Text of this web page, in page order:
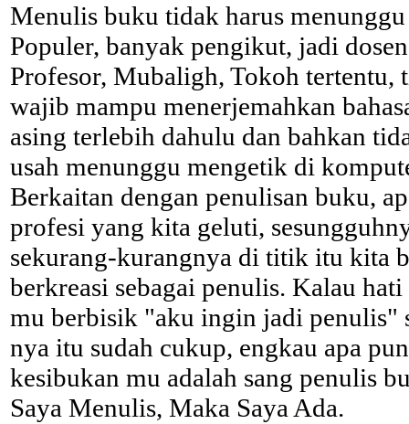
Menulis buku tidak harus
Populer, banyak pengikut, jadi
Profesor, Mubaligh, Tokoh tertentu,
wajib mampu menerjemahkan
asing terlebih dahulu dan bahkan
usah menunggu mengetik di
Berkaitan dengan penulisan buku,
profesi yang kita geluti,
sekurang-kurangnya di titik itu kita
berkreasi sebagai penulis. Kalau
mu berbisik "aku ingin jadi penulis"
nya itu sudah cukup, engkau apa pun
kesibukan mu adalah sang penulis
Saya Menulis, Maka Saya Ada.